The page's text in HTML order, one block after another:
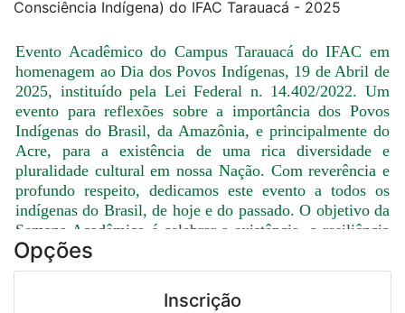
Evento Acadêmico do Campus Tarauacá do IFAC em
homenagem ao Dia dos Povos Indígenas, 19 de Abril de
2025, instituído pela Lei Federal n. 14.402/2022. Um
evento para reflexões sobre a importância dos Povos
Indígenas do Brasil, da Amazônia, e principalmente do
Acre, para a existência de uma rica diversidade e
pluralidade cultural em nossa Nação. Com reverência e
profundo respeito, dedicamos este evento a todos os
indígenas do Brasil, de hoje e do passado. O objetivo da
Semana Acadêmica é celebrar a existência, a resiliência
e a inestimável contribuição dos Povos Indígenas para a
formação das identidades brasileiras e para a vitalidade
da Amazônia e do Acre.
Opções
Inscrição